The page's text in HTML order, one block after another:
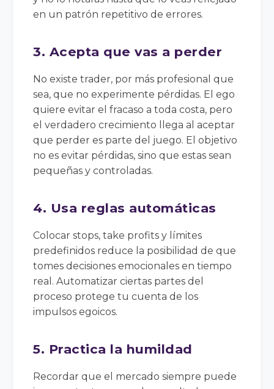
en un patrón repetitivo de errores.
3. Acepta que vas a perder
No existe trader, por más profesional que
sea, que no experimente pérdidas. El ego
quiere evitar el fracaso a toda costa, pero
el verdadero crecimiento llega al aceptar
que perder es parte del juego. El objetivo
no es evitar pérdidas, sino que estas sean
pequeñas y controladas.
4. Usa reglas automáticas
Colocar stops, take profits y límites
predefinidos reduce la posibilidad de que
tomes decisiones emocionales en tiempo
real. Automatizar ciertas partes del
proceso protege tu cuenta de los
impulsos egoicos.
5. Practica la humildad
Recordar que el mercado siempre puede